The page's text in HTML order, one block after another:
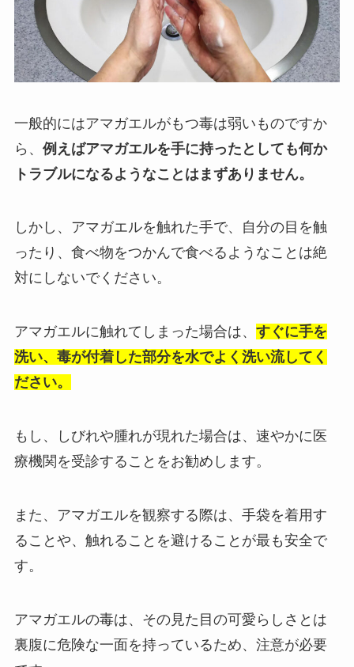
一般的にはアマガエルがもつ毒は弱いものですか
ら、 例えばアマガエルを手に持ったとしても何か
トラブルになるようなことはまずありません。
しかし、アマガエルを触れた手で、自分の目を触
ったり、食べ物をつかんで食べるようなことは絶
対にしないでください。
アマガエルに触れてしまった場合は、 すぐに手を
洗い、毒が付着した部分を水でよく洗い流してく
ださい。
もし、しびれや腫れが現れた場合は、速やかに医
療機関を受診することをお勧めします。
また、アマガエルを観察する際は、手袋を着用す
ることや、触れることを避けることが最も安全で
す。
アマガエルの毒は、その見た目の可愛らしさとは
裏腹に危険な一面を持っているため、注意が必要